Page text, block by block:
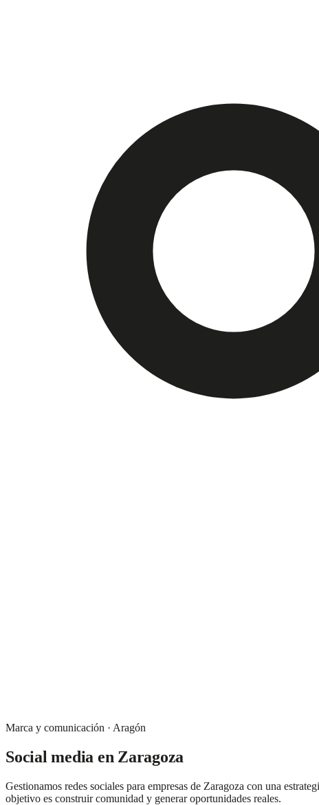
Marca y comunicación · Aragón
Social media en Zaragoza
Gestionamos redes sociales para empresas de Zaragoza con una
objetivo es construir comunidad y generar oportunidades reales.